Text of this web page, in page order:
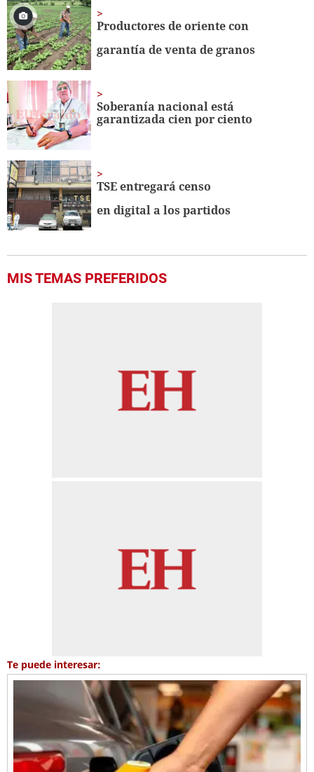
42
seconds
Productores de oriente con
garantía de venta de granos
Soberanía nacional está
garantizada cien por ciento
TSE entregará censo
en digital a los partidos
MIS TEMAS PREFERIDOS
Te puede interesar: